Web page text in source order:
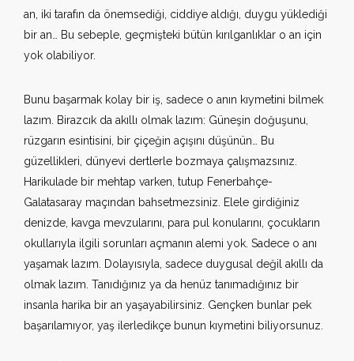
an, iki tarafın da önemsediği, ciddiye aldığı, duygu yüklediği
bir an… Bu sebeple, geçmişteki bütün kırılganlıklar o an için
yok olabiliyor.
Bunu başarmak kolay bir iş, sadece o anın kıymetini bilmek
lazım. Birazcık da akıllı olmak lazım: Güneşin doğuşunu,
rüzgarın esintisini, bir çiçeğin açışını düşünün… Bu
güzellikleri, dünyevi dertlerle bozmaya çalışmazsınız.
Harikulade bir mehtap varken, tutup Fenerbahçe-
Galatasaray maçından bahsetmezsiniz. Elele girdiğiniz
denizde, kavga mevzularını, para pul konularını, çocukların
okullarıyla ilgili sorunları açmanın alemi yok. Sadece o anı
yaşamak lazım. Dolayısıyla, sadece duygusal değil akıllı da
olmak lazım. Tanıdığınız ya da henüz tanımadığınız bir
insanla harika bir an yaşayabilirsiniz. Gençken bunlar pek
başarılamıyor, yaş ilerledikçe bunun kıymetini biliyorsunuz.